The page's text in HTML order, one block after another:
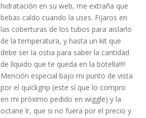
hidratación en su web, me extraña que
bebas caldo cuando la uses. Fijaros en
las coberturas de los tubos para aislarlo
de la temperatura, y hasta un kit que
debe ser la ostia para saber la cantidad
de líquido que te queda en la botella!!!!
Mención especial bajo mi punto de vista
por el quickgrip (este sí que lo compro
en mi próximo pedido en wiggle) y la
octane lr, que si no fuera por el precio y